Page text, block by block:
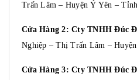
Trấn Lâm – Huyện Ý Yên –
Cửa Hàng 2: Cty TNHH Đúc
Nghiệp – Thị Trấn Lâm –
Cửa Hàng 3: Cty TNHH Đúc